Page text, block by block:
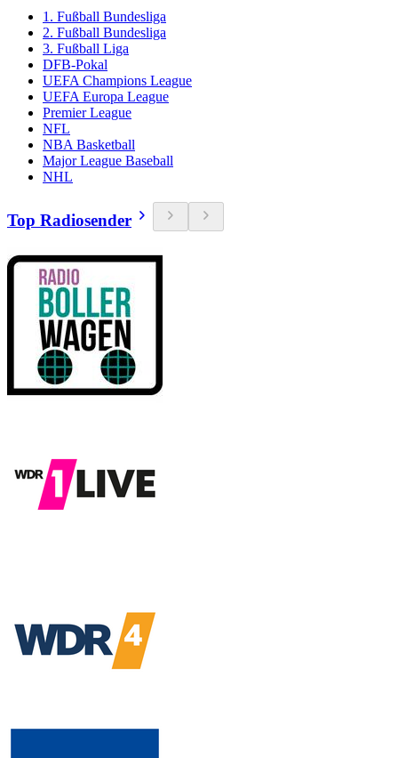
1. Fußball Bundesliga
2. Fußball Bundesliga
3. Fußball Liga
DFB-Pokal
UEFA Champions League
UEFA Europa League
Premier League
NFL
NBA Basketball
Major League Baseball
NHL
Top Radiosender